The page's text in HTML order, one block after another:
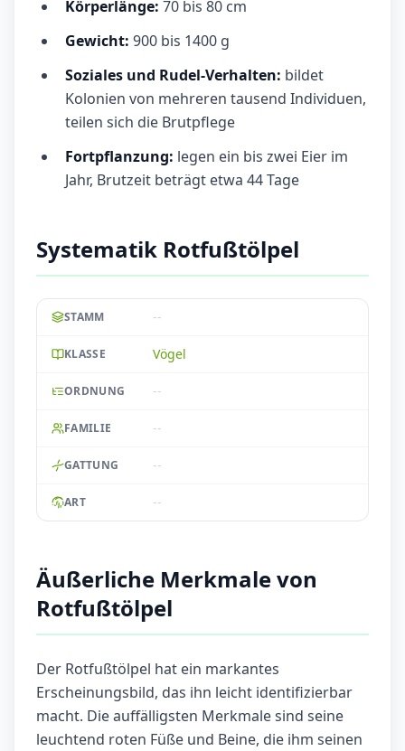
Körperlänge: 70 bis 80 cm
Gewicht: 900 bis 1400 g
Soziales und Rudel-Verhalten: bildet
Kolonien von mehreren tausend Individuen,
teilen sich die Brutpflege
Fortpflanzung: legen ein bis zwei Eier im
Jahr, Brutzeit beträgt etwa 44 Tage
Systematik Rotfußtölpel
STAMM --
KLASSE Vögel
ORDNUNG --
FAMILIE --
GATTUNG --
ART --
Äußerliche Merkmale von
Rotfußtölpel
Der Rotfußtölpel hat ein markantes
Erscheinungsbild, das ihn leicht identifizierbar
macht. Die auffälligsten Merkmale sind seine
leuchtend roten Füße und Beine, die ihm seinen